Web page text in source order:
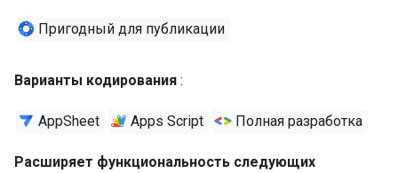
Пригодный для публикации
Варианты кодирования :
AppSheet Apps Script Полная разработка
Расширяет функциональность следующих